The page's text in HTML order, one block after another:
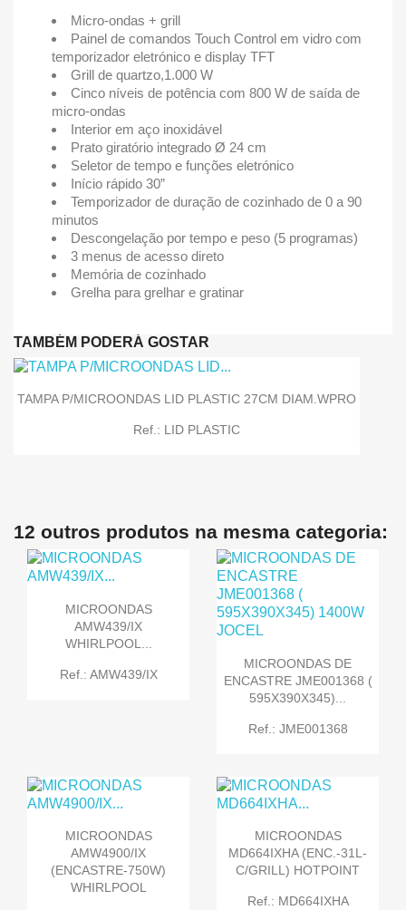
Micro-ondas + grill
Painel de comandos Touch Control em vidro com
temporizador eletrónico e display TFT
Grill de quartzo,1.000 W
Cinco níveis de potência com 800 W de saída de
micro-ondas
Interior em aço inoxidável
Prato giratório integrado Ø 24 cm
Seletor de tempo e funções eletrónico
Início rápido 30”
Temporizador de duração de cozinhado de 0 a 90
minutos
Descongelação por tempo e peso (5 programas)
3 menus de acesso direto
Memória de cozinhado
Grelha para grelhar e gratinar
TAMBÉM PODERÁ GOSTAR
TAMPA P/MICROONDAS LID PLASTIC 27CM DIAM.WPRO
Ref.: LID PLASTIC
12 outros produtos na mesma categoria:
MICROONDAS
AMW439/IX
WHIRLPOOL...
Ref.: AMW439/IX
MICROONDAS DE
ENCASTRE JME001368 (
595X390X345)...
Ref.: JME001368
MICROONDAS
AMW4900/IX
(ENCASTRE-750W)
WHIRLPOOL
MICROONDAS
MD664IXHA (ENC.-31L-
C/GRILL) HOTPOINT
Ref.: MD664IXHA